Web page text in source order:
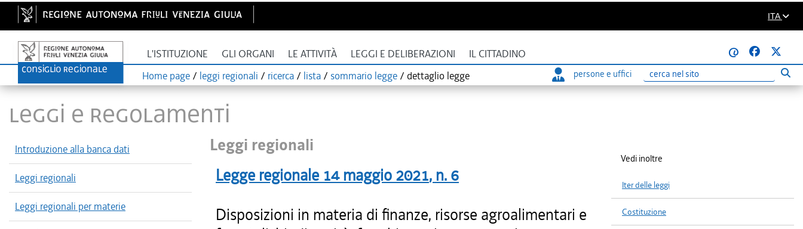
ITA
L'ISTITUZIONE GLI ORGANI LE ATTIVITÀ LEGGI E DELIBERAZIONI IL CITTADINO
@
Home page / leggi regionali / ricerca / lista / sommario legge / dettaglio legge persone e uffici
Ricerca
LEGGI E REGOLAMENTI
Introduzione alla banca dati
Leggi regionali
Leggi regionali per materie
Leggi regionali
Legge regionale 14 maggio 2021, n. 6
Disposizioni in materia di finanze, risorse agroalimentari e
Vedi inoltre
Iter delle leggi
Costituzione